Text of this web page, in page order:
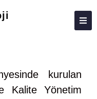
kurulan
Kalite Yönetim